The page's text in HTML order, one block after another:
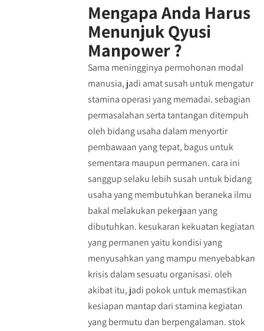
Mengapa Anda Harus
Menunjuk Qyusi
Manpower ?
Sama meningginya permohonan modal
manusia, jadi amat susah untuk mengatur
stamina operasi yang memadai. sebagian
permasalahan serta tantangan ditempuh
oleh bidang usaha dalam menyortir
pembawaan yang tepat, bagus untuk
sementara maupun permanen. cara ini
sanggup selaku lebih susah untuk bidang
usaha yang membutuhkan beraneka ilmu
bakal melakukan pekerjaan yang
dibutuhkan. kesukaran kekuatan kegiatan
yang permanen yaitu kondisi yang
menyusahkan yang mampu menyebabkan
krisis dalam sesuatu organisasi. oleh
akibat itu, jadi pokok untuk memastikan
kesiapan mantap dari stamina kegiatan
yang bermutu dan berpengalaman. stok